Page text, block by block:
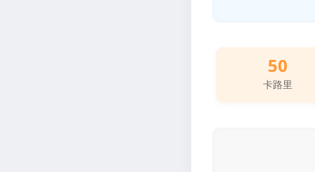
50
卡路里